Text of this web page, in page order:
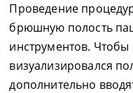
Проведение
брюшную полость
инструментов. Чтобы
визуализировался
дополнительно